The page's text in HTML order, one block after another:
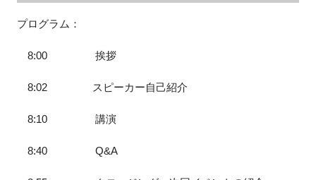
プログラム：
8:00 挨拶
8:02 スピーカー自己紹介
8:10 講演
8:40 Q&A